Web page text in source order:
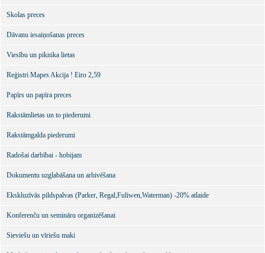
Skolas preces
Dāvanu iesaiņošanas preces
Viesību un piknika lietas
Reģistri Mapes Akcija ! Eiro 2,59
Papīrs un papīra preces
Rakstāmlietas un to piederumi
Rakstāmgalda piederumi
Radošai darbībai - hobijam
Dokumentu uzglabāšana un arhivēšana
Ekskluzīvās pildspalvas (Parker, Regal,Fuliwen,Waterman) -20% atlaide
Konferenču un semināru organizēšanai
Sieviešu un vīriešu maki